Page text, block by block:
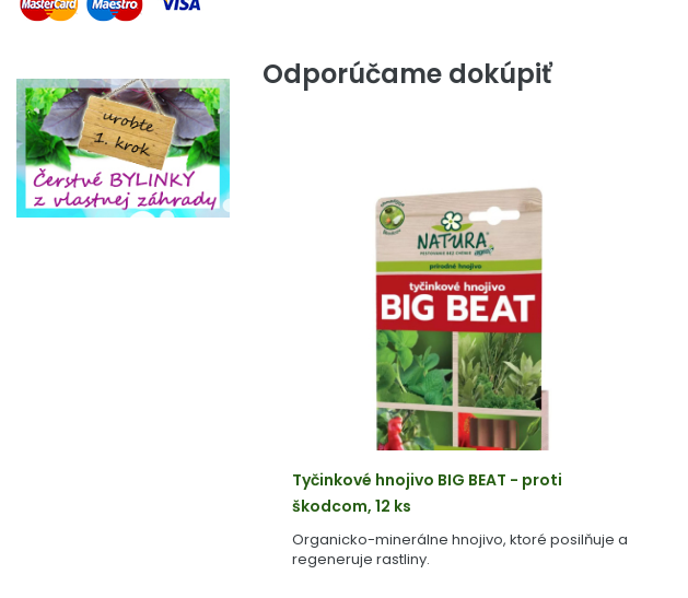
Odporúčame dokúpiť
Tyčinkové hnojivo BIG BEAT - proti
škodcom, 12 ks
Organicko-minerálne hnojivo, ktoré posilňuje a
regeneruje rastliny.